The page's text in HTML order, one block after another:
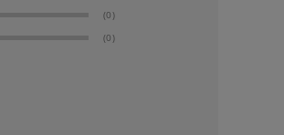
(0)
(0)